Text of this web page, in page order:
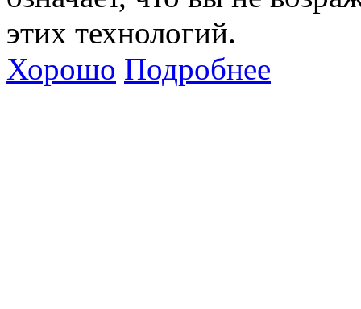
этих технологий.
Хорошо Подробнее